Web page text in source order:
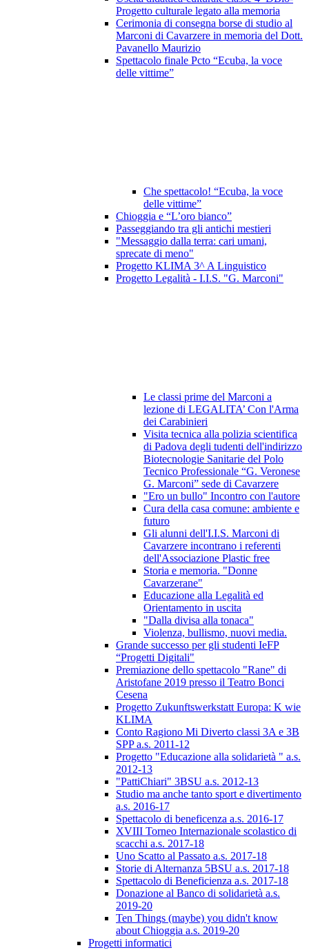
Progetto culturale legato alla memoria
Cerimonia di consegna borse di studio al
Marconi di Cavarzere in memoria del Dott.
Pavanello Maurizio
Spettacolo finale Pcto “Ecuba, la voce
delle vittime”
Che spettacolo! “Ecuba, la voce
delle vittime”
Chioggia e “L’oro bianco”
Passeggiando tra gli antichi mestieri
"Messaggio dalla terra: cari umani,
sprecate di meno"
Progetto KLIMA 3^ A Linguistico
Progetto Legalità - I.I.S. "G. Marconi"
Le classi prime del Marconi a
lezione di LEGALITA’ Con l'Arma
dei Carabinieri
Visita tecnica alla polizia scientifica
di Padova degli tudenti dell'indirizzo
Biotecnologie Sanitarie del Polo
Tecnico Professionale “G. Veronese
G. Marconi” sede di Cavarzere
"Ero un bullo" Incontro con l'autore
Cura della casa comune: ambiente e
futuro
Gli alunni dell'I.I.S. Marconi di
Cavarzere incontrano i referenti
dell'Associazione Plastic free
Storia e memoria. "Donne
Cavarzerane"
Educazione alla Legalità ed
Orientamento in uscita
"Dalla divisa alla tonaca"
Violenza, bullismo, nuovi media.
Grande successo per gli studenti IeFP
“Progetti Digitali"
Premiazione dello spettacolo "Rane" di
Aristofane 2019 presso il Teatro Bonci
Cesena
Progetto Zukunftswerkstatt Europa: K wie
KLIMA
Conto Ragiono Mi Diverto classi 3A e 3B
SPP a.s. 2011-12
Progetto "Educazione alla solidarietà " a.s.
2012-13
"PattiChiari" 3BSU a.s. 2012-13
Studio ma anche tanto sport e divertimento
a.s. 2016-17
Spettacolo di beneficenza a.s. 2016-17
XVIII Torneo Internazionale scolastico di
scacchi a.s. 2017-18
Uno Scatto al Passato a.s. 2017-18
Storie di Alternanza 5BSU a.s. 2017-18
Spettacolo di Beneficienza a.s. 2017-18
Donazione al Banco di solidarietà a.s.
2019-20
Ten Things (maybe) you didn't know
about Chioggia a.s. 2019-20
Progetti informatici